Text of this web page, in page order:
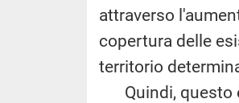
attraverso
copertura delle
territorio
Quindi, questo